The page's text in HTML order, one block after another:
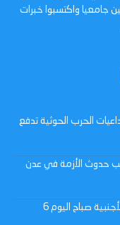
جامعيا واكتسبوا خبرات
الحرب الحوثية تدفع
سبب حدوث الأزمة في عدن
نشرة أسعار صرف العملات الأجنبية صباح اليوم 6